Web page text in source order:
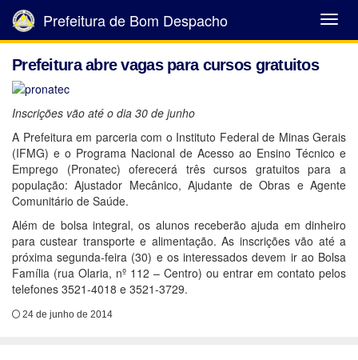
Abrir
Menu
Prefeitura de Bom Despacho
Prefeitura abre vagas para cursos gratuitos
Inscrições vão até o dia 30 de junho
A Prefeitura em parceria com o Instituto Federal de Minas Gerais
(IFMG) e o Programa Nacional de Acesso ao Ensino Técnico e
Emprego (Pronatec) oferecerá três cursos gratuitos para a
população: Ajustador Mecânico, Ajudante de Obras e Agente
Comunitário de Saúde.
Além de bolsa integral, os alunos receberão ajuda em dinheiro
para custear transporte e alimentação. As inscrições vão até a
próxima segunda-feira (30) e os interessados devem ir ao Bolsa
Família (rua Olaria, nº 112 – Centro) ou entrar em contato pelos
telefones 3521-4018 e 3521-3729.
24 de junho de 2014